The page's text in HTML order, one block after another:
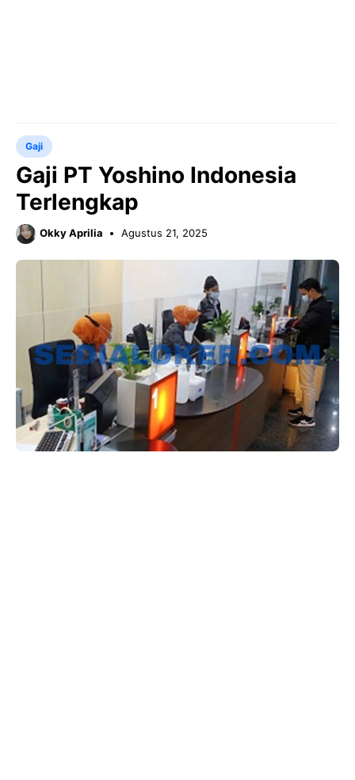
Gaji
Gaji PT Yoshino Indonesia
Terlengkap
Okky Aprilia Agustus 21, 2025